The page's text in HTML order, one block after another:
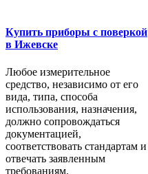
Купить приборы с поверкой
в Ижевске
Любое измерительное
средство, независимо от его
вида, типа, способа
использования, назначения,
должно сопровождаться
документацией,
соответствовать стандартам и
отвечать заявленным
требованиям.